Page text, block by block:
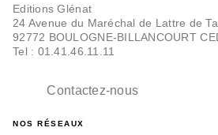
Editions Glénat
24 Avenue du Maréchal de Lattre de
92772 BOULOGNE-BILLANCOURT
Tel : 01.41.46.11.11
Contactez-nous
NOS RÉSEAUX